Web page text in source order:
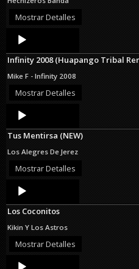
Mostrar Detalles
Audio
Player
Infinity 2008 (Huapango Tribal
Mike F - Infinity 2008
Mostrar Detalles
Audio
Player
Tus Mentirsa (NEW)
Los Alegres De Jerez
Mostrar Detalles
Audio
Player
Los Coconitos
Kikin Y Los Astros
Mostrar Detalles
Audio